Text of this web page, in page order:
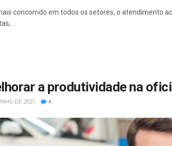
concorrido em todos os setores, o atendimento
...
a produtividade na
DE 2021 4